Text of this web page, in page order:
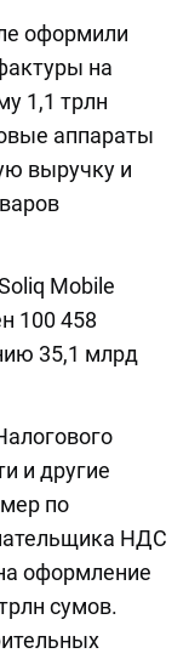
оформили
на
1,1 трлн
аппараты
выручку и
Mobile
100 458
35,1 млрд
и другие
по
НДС
оформление
сумов.